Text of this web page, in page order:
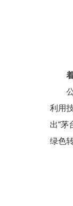
利用
出“茅
绿色